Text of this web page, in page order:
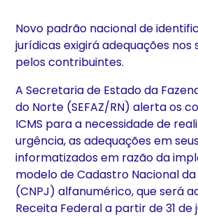
Novo padrão nacional de
jurídicas exigirá adequações nos
pelos contribuintes.
A Secretaria de Estado da
do Norte (SEFAZ/RN) alerta os
ICMS para a necessidade de
urgência, as adequações em
informatizados em razão da
modelo de Cadastro Nacional
(CNPJ) alfanumérico, que será
Receita Federal a partir de 31 de